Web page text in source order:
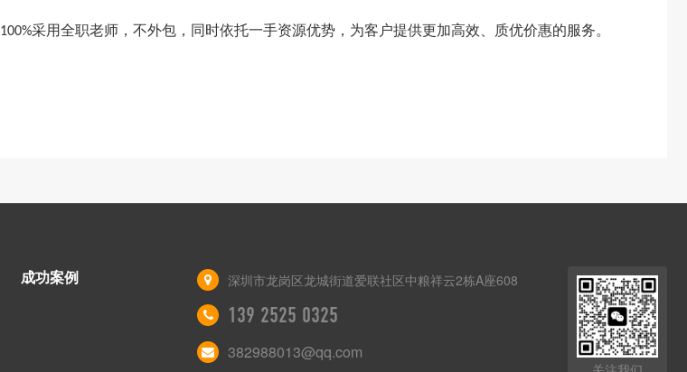
100%采用全职老师，不外包，同时依托一手资源优势，为客户提供更加高效、质优价惠的服务。
成功案例 深圳市龙岗区龙城街道爱联社区中粮祥云2栋A座608
139 2525 0325
382988013@qq.com